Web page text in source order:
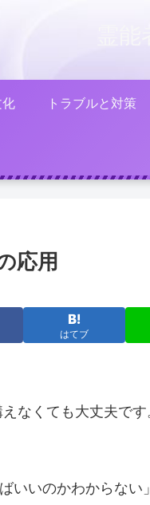
化 トラブルと対策
応用
はてブ
なくても大丈夫で
いいのかわからない」